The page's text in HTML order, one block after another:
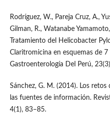
Rodríguez, W., Pareja Cruz, A.,
Gilman, R., Watanabe
Tratamiento del Helicobacter
Claritromicina en esquemas de 7
Gastroenterología Del Perú,
Sánchez, G. M. (2014). Los
las fuentes de información.
4(1), 83–85.